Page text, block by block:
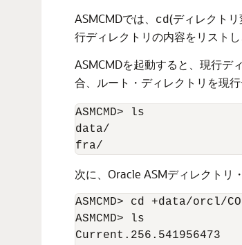
ASMCMDでは、
cd(ディレクト
行ディレクトリの内容をリストし
ASMCMDを起動すると、現行デ
合、ルート・ディレクトリを現
ASMCMD> ls
data/
fra/
次に、Oracle ASMディレクトリ
ASMCMD> cd +data/orcl/
ASMCMD> ls
Current.256.541956473